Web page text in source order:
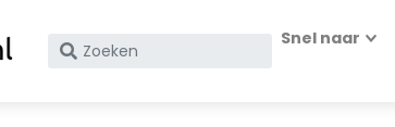
Zoek
Snel naar